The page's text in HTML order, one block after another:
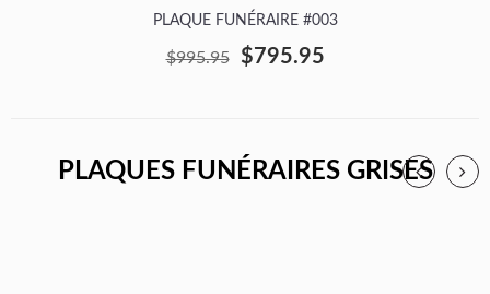
PLAQUE FUNÉRAIRE #003
$995.95 $795.95
PLAQUES FUNÉRAIRES GRISES